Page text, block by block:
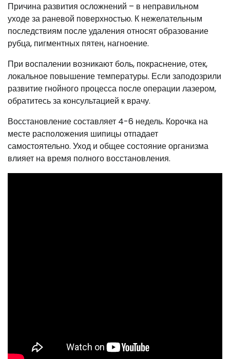
Причина развития осложнений – в неправильном
уходе за раневой поверхностью. К нежелательным
последствиям после удаления относят образование
рубца, пигментных пятен, нагноение.
При воспалении возникают боль, покраснение, отек,
локальное повышение температуры. Если заподозрили
развитие гнойного процесса после операции лазером,
обратитесь за консультацией к врачу.
Восстановление составляет 4-6 недель. Корочка на
месте расположения шипицы отпадает
самостоятельно. Уход и общее состояние организма
влияет на время полного восстановления.